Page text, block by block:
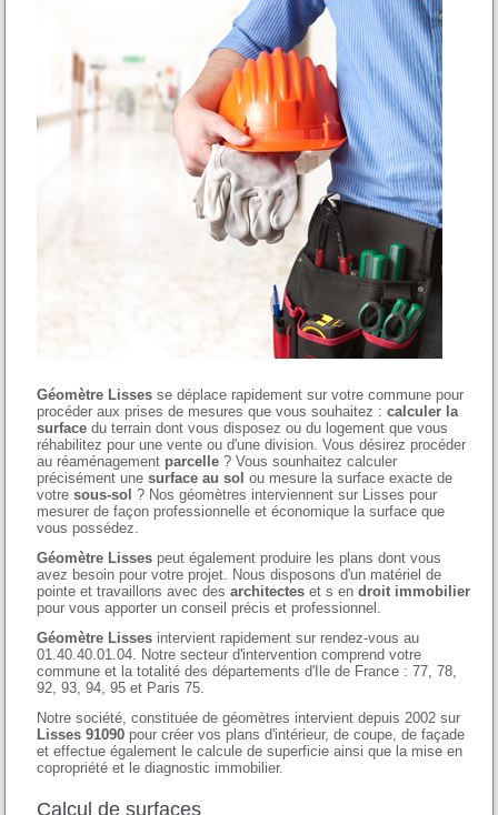
Géomètre Lisses se déplace rapidement sur votre commune pour
procéder aux prises de mesures que vous souhaitez :calculer la
surface du terrain dont vous disposez ou du logement que vous
réhabilitez pour une vente ou d'une division. Vous désirez procéder
au réaménagement parcelle ? Vous sounhaitez calculer
précisément unesurface au sol ou mesure la surface exacte de
votresous-sol ? Nos géomètres interviennent sur Lisses pour
mesurer de façon professionnelle et économique la surface que
vous possédez.
Géomètre Lisses peut également produire les plans dont vous
avez besoin pour votre projet. Nous disposons d'un matériel de
pointe et travaillons avec desarchitectes et s endroit immobilier
pour vous apporter un conseil précis et professionnel.
Géomètre Lisses intervient rapidement sur rendez-vous au
01.40.40.01.04. Notre secteur d'intervention comprend votre
commune et la totalité des départements d'Ile de France : 77, 78,
92, 93, 94, 95 et Paris 75.
Notre société, constituée de géomètres intervient depuis 2002 sur
Lisses 91090 pour créer vos plans d'intérieur, de coupe, de façade
et effectue également le calcule de superficie ainsi que la mise en
copropriété et le diagnostic immobilier.
Calcul de surfaces